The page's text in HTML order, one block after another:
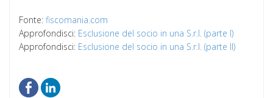
Fonte: fiscomania.com
Approfondisci: Esclusione del socio in una S.r.l. (parte I)
Approfondisci: Esclusione del socio in una S.r.l. (parte II)